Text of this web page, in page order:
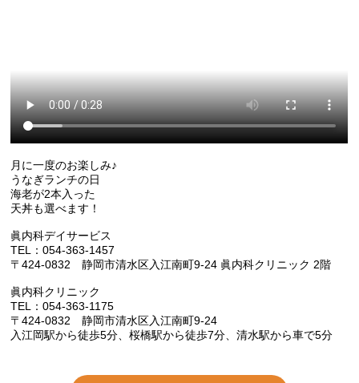
月に一度のお楽しみ♪
うなぎランチの日
海老が2本入った
天丼も選べます！
眞内科デイサービス
TEL：054-363-1457
〒424-0832 静岡市清水区入江南町9-24 眞内科クリニック 2階
眞内科クリニック
TEL：054-363-1175
〒424-0832 静岡市清水区入江南町9-24
入江岡駅から徒歩5分、桜橋駅から徒歩7分、清水駅から車で5分